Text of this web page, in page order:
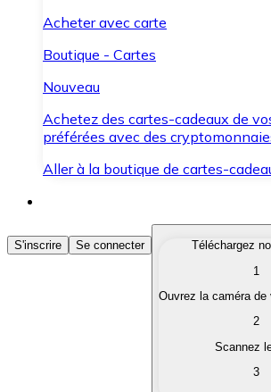
Acheter avec carte
Boutique - Cartes
Nouveau
Achetez des cartes-cadeaux de
préférées avec des
Aller à la boutique de cartes-
Acheter des Cryptomonnaies
Achetez les cryptomonnaies qui
Convertissez vos
S'inscrire Se connecter
Téléchargez
1
Ouvrez la caméra de
2
Scannez
3